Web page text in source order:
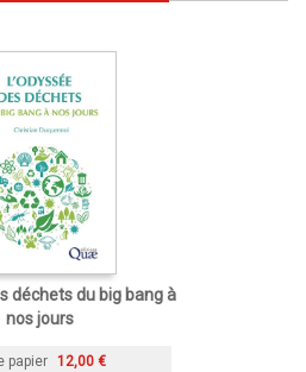
déchets du big bang à
nos jours
papier 12,00 €